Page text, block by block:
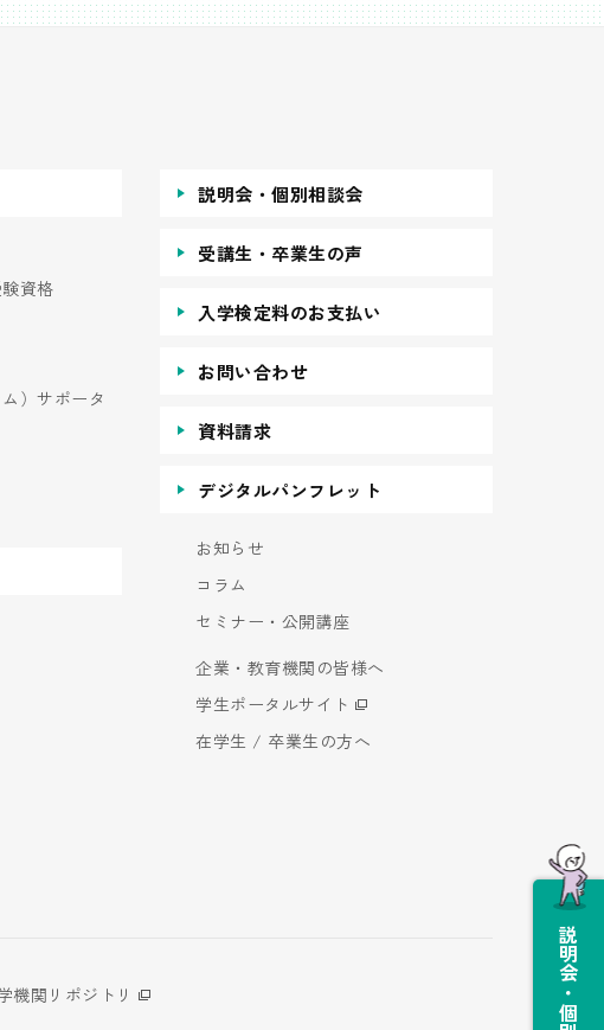
資格
）サポータ
説明会・個別相談会
受講生・卒業生の声
入学検定料のお支払い
お問い合わせ
資料請求
デジタルパンフレット
お知らせ
コラム
セミナー・公開講座
企業・教育機関の皆様へ
学生ポータルサイト
在学生 / 卒業生の方へ
機関リポジトリ